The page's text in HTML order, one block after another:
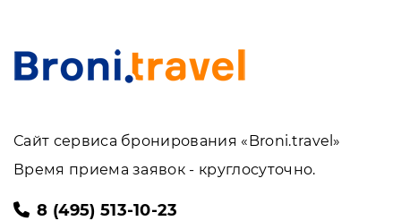
Сайт сервиса бронирования «Broni.travel»
Время приема заявок - круглосуточно.
8 (495) 513-10-23